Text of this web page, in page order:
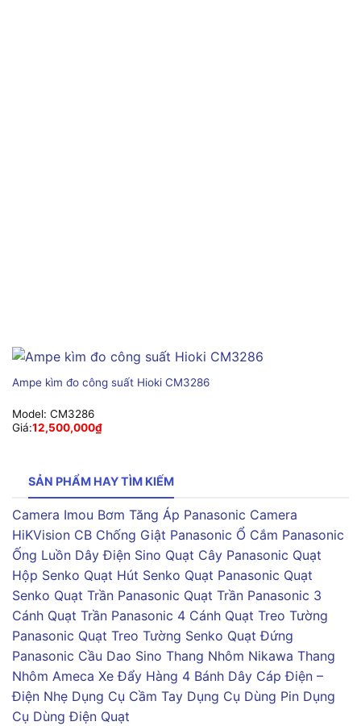
Ampe kìm đo công suất Hioki CM3286
Model: CM3286
Giá:12,500,000₫
SẢN PHẨM HAY TÌM KIẾM
Camera Imou Bơm Tăng Áp Panasonic Camera
HiKVision CB Chống Giật Panasonic Ổ Cắm Panasonic
Ống Luồn Dây Điện Sino Quạt Cây Panasonic Quạt
Hộp Senko Quạt Hút Senko Quạt Panasonic Quạt
Senko Quạt Trần Panasonic Quạt Trần Panasonic 3
Cánh Quạt Trần Panasonic 4 Cánh Quạt Treo Tường
Panasonic Quạt Treo Tường Senko Quạt Đứng
Panasonic Cầu Dao Sino Thang Nhôm Nikawa Thang
Nhôm Ameca Xe Đẩy Hàng 4 Bánh Dây Cáp Điện –
Điện Nhẹ Dụng Cụ Cầm Tay Dụng Cụ Dùng Pin Dụng
Cụ Dùng Điện Quạt